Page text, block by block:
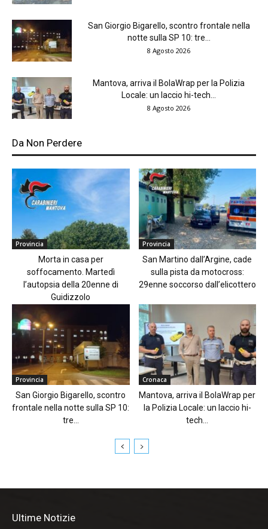
San Giorgio Bigarello, scontro frontale nella
notte sulla SP 10: tre...
8 Agosto 2026
Mantova, arriva il BolaWrap per la Polizia
Locale: un laccio hi-tech...
8 Agosto 2026
Da Non Perdere
Provincia
Morta in casa per
soffocamento. Martedì
l’autopsia della 20enne di
Guidizzolo
Provincia
San Martino dall’Argine, cade
sulla pista da motocross:
29enne soccorso dall’elicottero
Provincia
San Giorgio Bigarello, scontro
frontale nella notte sulla SP 10:
tre...
Cronaca
Mantova, arriva il BolaWrap per
la Polizia Locale: un laccio hi-
tech...
Ultime Notizie